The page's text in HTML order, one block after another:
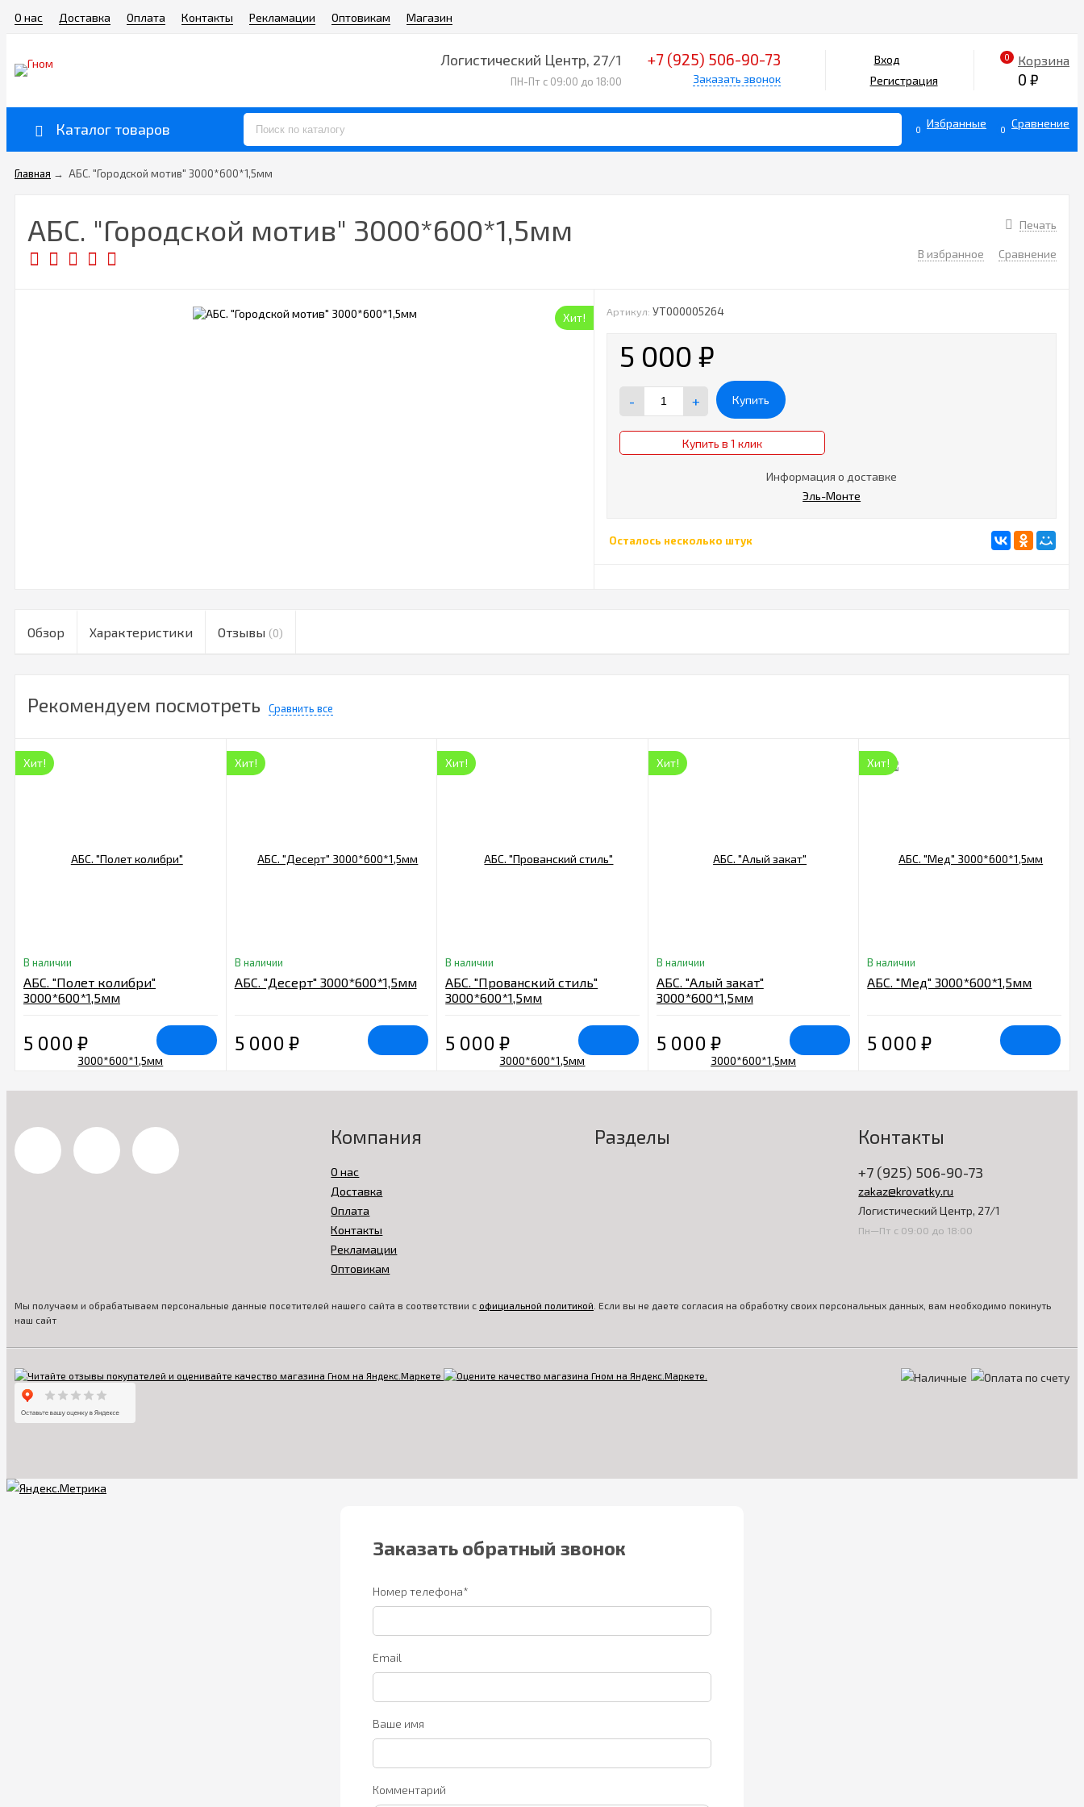
О нас Доставка Оплата Контакты Рекламации Оптовикам Магазин
Логистический Центр, 27/1
ПН-Пт с 09:00 до 18:00
+7 (925) 506-90-73
Заказать звонок
Вход
Регистрация
0 Корзина
0 ₽
Каталог товаров 0 Избранные 0 Сравнение
Главная → АБС. "Городской мотив" 3000*600*1,5мм
Печать
АБС. "Городской мотив" 3000*600*1,5мм
В избранное Сравнение
Хит! Артикул: УТ000005264
5 000₽
- + Купить
Купить в 1 клик
Информация о доставке
Эль-Монте
Осталось несколько штук
Обзор Характеристики Отзывы (0)
Рекомендуем посмотреть Сравнить все
Хит!
В наличии
АБС. "Полет колибри"
3000*600*1,5мм
5 000 ₽
Хит!
В наличии
АБС. "Десерт" 3000*600*1,5мм
5 000 ₽
Хит!
В наличии
АБС. "Прованский стиль"
3000*600*1,5мм
5 000₽
Хит!
В наличии
АБС. "Алый закат"
3000*600*1,5мм
5 000 ₽
Хит!
В наличии
АБС. "Мед" 3000*600*1,5мм
5 000₽
Компания
О нас
Доставка
Оплата
Контакты
Рекламации
Оптовикам
Разделы Контакты
+7 (925) 506-90-73
zakaz@krovatky.ru
Логистический Центр, 27/1
Пн—Пт с 09:00 до 18:00
Мы получаем и обрабатываем персональные данные посетителей нашего сайта в соответствии с официальной политикой . Если вы не даете согласия на обработку своих персональных данных, вам необходимо покинуть
наш сайт
Заказать обратный звонок
Номер телефона*
Email
Ваше имя
Комментарий